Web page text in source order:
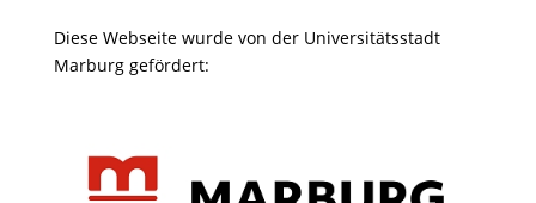
Diese Webseite wurde von der Universitätsstadt
Marburg gefördert: